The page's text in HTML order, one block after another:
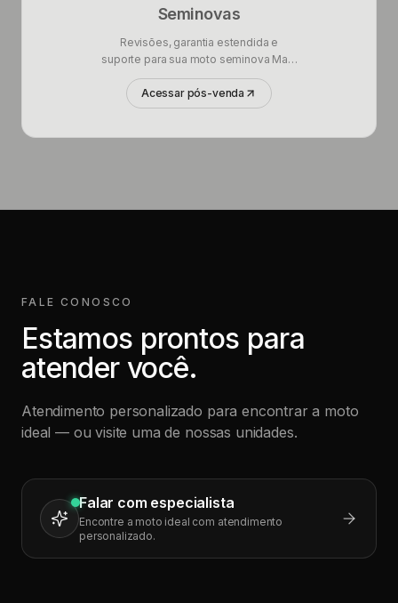
Seminovas
Revisões, garantia estendida e
suporte para sua moto seminova Mais
Brasil.
Acessar pós-venda
FALE CONOSCO
Estamos prontos para
atender você.
Atendimento personalizado para encontrar a moto
ideal — ou visite uma de nossas unidades.
Falar com especialista
Encontre a moto ideal com atendimento
personalizado.